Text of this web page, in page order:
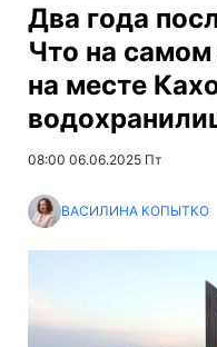
Два года
Что на
на месте
08:00 06.06.2025 Пт
ВАСИЛИНА КОПЫТКО